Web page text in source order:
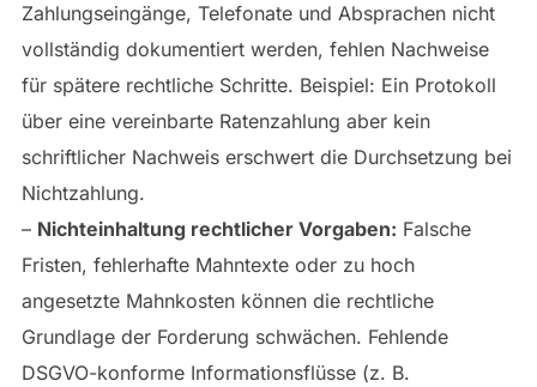
Zahlungseingänge, Telefonate und Absprachen nicht
vollständig dokumentiert werden, fehlen Nachweise
für spätere rechtliche Schritte. Beispiel: Ein Protokoll
über eine vereinbarte Ratenzahlung aber kein
schriftlicher Nachweis erschwert die Durchsetzung bei
Nichtzahlung.
– Nichteinhaltung rechtlicher Vorgaben: Falsche
Fristen, fehlerhafte Mahntexte oder zu hoch
angesetzte Mahnkosten können die rechtliche
Grundlage der Forderung schwächen. Fehlende
DSGVO-konforme Informationsflüsse (z. B.